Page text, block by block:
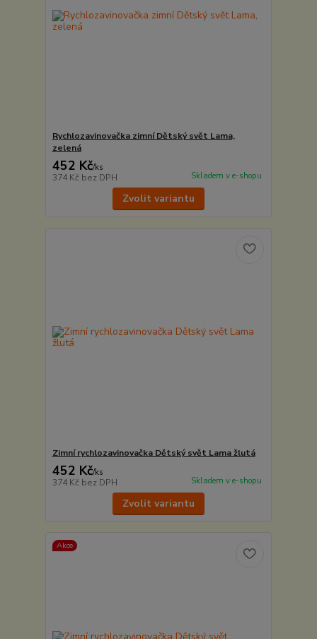
Rychlozavinovačka zimní Dětský svět Lama,
zelená
452 Kč/ks
374 Kč bez DPH Skladem v e-shopu
Zvolit variantu
Zimní rychlozavinovačka Dětský svět Lama žlutá
452 Kč/ks
374 Kč bez DPH Skladem v e-shopu
Zvolit variantu
Akce